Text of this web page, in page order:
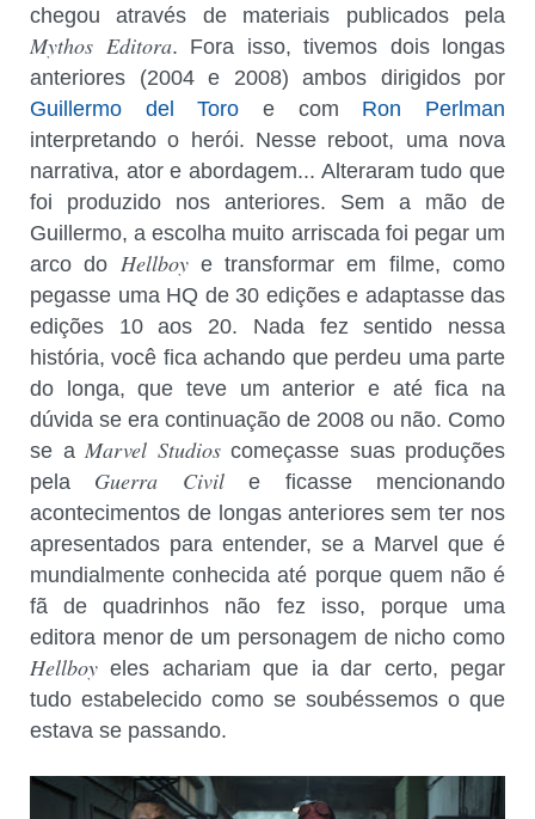
chegou através de materiais publicados pela
Mythos Editora. Fora isso, tivemos dois longas
anteriores (2004 e 2008) ambos dirigidos por
Guillermo del Toro e com Ron Perlman
interpretando o herói. Nesse reboot, uma nova
narrativa, ator e abordagem... Alteraram tudo que
foi produzido nos anteriores. Sem a mão de
Guillermo, a escolha muito arriscada foi pegar um
arco do Hellboye transformar em filme, como
pegasse uma HQ de 30 edições e adaptasse das
edições 10 aos 20. Nada fez sentido nessa
história, você fica achando que perdeu uma parte
do longa, que teve um anterior e até fica na
dúvida se era continuação de 2008 ou não. Como
se aMarvel Studioscomeçasse suas produções
pela Guerra Civile ficasse mencionando
acontecimentos de longas anteriores sem ter nos
apresentados para entender, se a Marvel que é
mundialmente conhecida até porque quem não é
fã de quadrinhos não fez isso, porque uma
editora menor de um personagem de nicho como
Hellboy eles achariam que ia dar certo, pegar
tudo estabelecido como se soubéssemos o que
estava se passando.